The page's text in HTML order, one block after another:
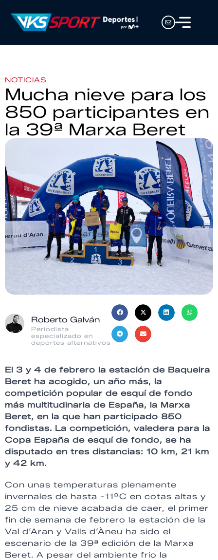
NOTICIAS
Mucha nieve para los
850 participantes en
la 39ª Marxa Beret
Roberto Galván
Periodista
especializado en
deportes alternativos
El 3 y 4 de febrero la estación de Baqueira
Beret ha acogido, un año más, la
competición popular de esquí de fondo
más multitudinaria de España, la Marxa
Beret, en la que han participado 850
fondistas. La competición, valedera para la
Copa España de esquí de fondo, se ha
disputado en tres distancias: 10 km, 21 km
y 42 km.
Con unas temperaturas plenamente
invernales de hasta -11ºC en cotas altas y
25 cm de nieve acabada de caer, el primer
fin de semana de febrero la estación de la
Val d’Aran y Valls d’Àneu ha sido el
escenario de la 39ª edición de la Marxa
Beret. A pesar del ambiente frío la